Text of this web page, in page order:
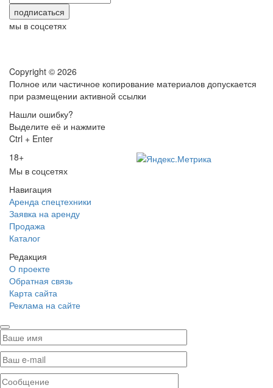
мы в соцсетях
Copyright © 2026
Полное или частичное копирование материалов допускается
при размещении активной ссылки
Нашли ошибку?
Выделите её и нажмите
Ctrl + Enter
18+
Мы в соцсетях
Навигация
Аренда спецтехники
Заявка на аренду
Продажа
Каталог
Редакция
О проекте
Обратная связь
Карта сайта
Реклама на сайте